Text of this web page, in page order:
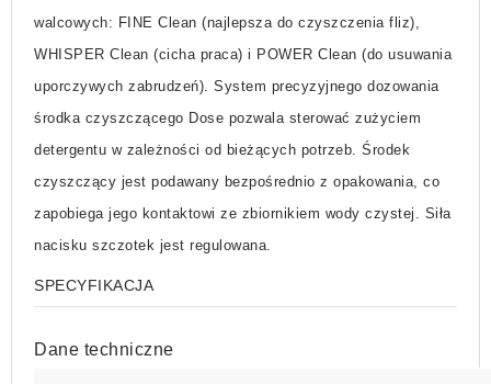
walcowych: FINE Clean (najlepsza do czyszczenia fliz),
WHISPER Clean (cicha praca) i POWER Clean (do usuwania
uporczywych zabrudzeń). System precyzyjnego dozowania
środka czyszczącego Dose pozwala sterować zużyciem
detergentu w zależności od bieżących potrzeb. Środek
czyszczący jest podawany bezpośrednio z opakowania, co
zapobiega jego kontaktowi ze zbiornikiem wody czystej. Siła
nacisku szczotek jest regulowana.
SPECYFIKACJA
Dane techniczne